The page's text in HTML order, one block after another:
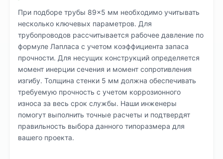
При подборе трубы 89×5 мм необходимо учитывать
несколько ключевых параметров. Для
трубопроводов рассчитывается рабочее давление по
формуле Лапласа с учетом коэффициента запаса
прочности. Для несущих конструкций определяется
момент инерции сечения и момент сопротивления
изгибу. Толщина стенки 5 мм должна обеспечивать
требуемую прочность с учетом коррозионного
износа за весь срок службы. Наши инженеры
помогут выполнить точные расчеты и подтвердят
правильность выбора данного типоразмера для
вашего проекта.